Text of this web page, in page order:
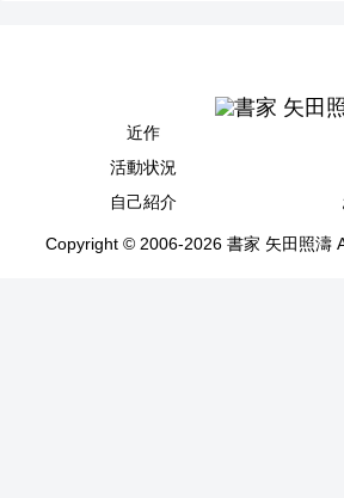
近作
活動状況
自己紹介
Copyright © 2006-2026 書家 矢田照濤